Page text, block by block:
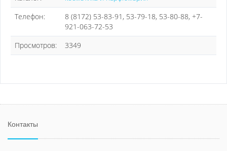
Телефон:
8 (8172) 53-83-91, 53-79-18, 53-80-88, +7-
921-063-72-53
Просмотров:
3349
Контакты